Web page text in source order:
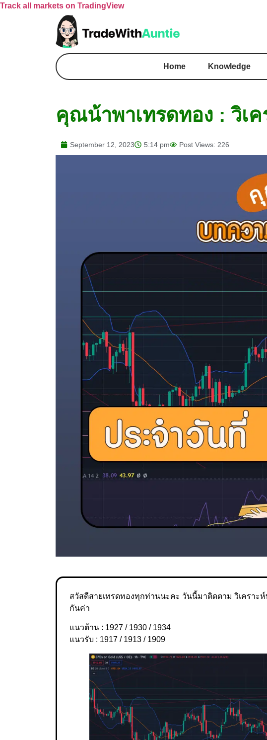
Track all markets on TradingView
Home Knowledge
คุณน้าพาเทรดทอง : วิเ
September 12, 2023 5:14 pm Post Views: 226
สวัสดีสายเทรดทองทุกท่านนะคะ วันนี้มาติดตาม วิเคราะ
กันค่า
แนวต้าน : 1927 / 1930 / 1934
แนวรับ : 1917 / 1913 / 1909